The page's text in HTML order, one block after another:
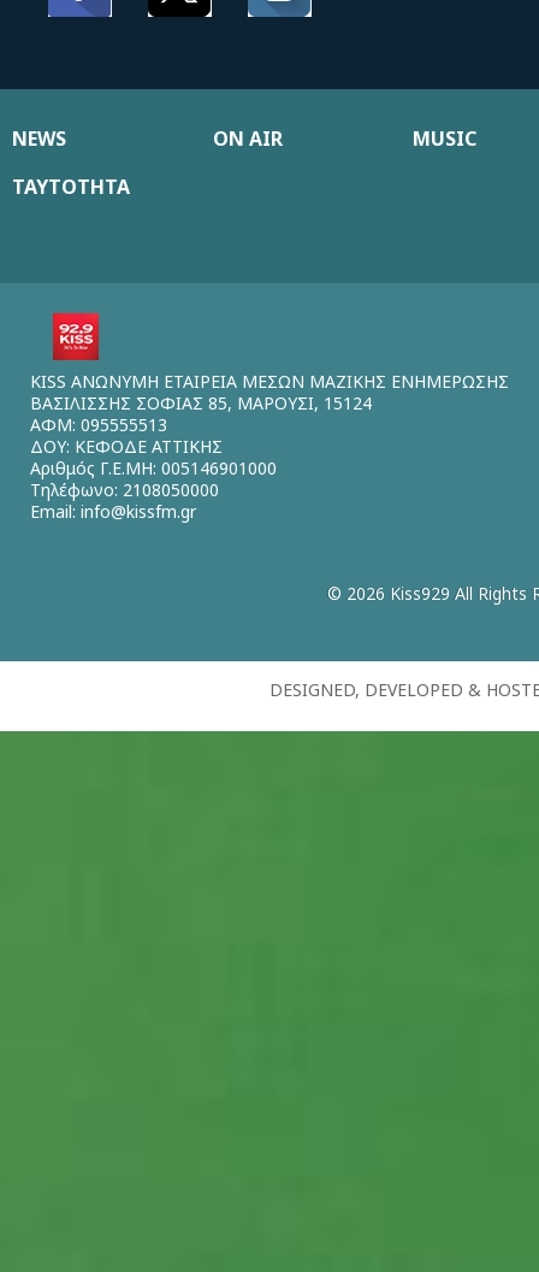
NEWS ON AIR
MUSIC
ΤΑΥΤΟΤΗΤΑ
KISS ΑΝΩΝΥΜΗ ΕΤΑΙΡΕΙΑ ΜΕΣΩΝ ΜΑΖΙΚΗΣ ΕΝΗΜΕΡΩΣΗΣ
ΒΑΣΙΛΙΣΣΗΣ ΣΟΦΙΑΣ 85, ΜΑΡΟΥΣΙ, 15124
ΑΦΜ: 095555513
ΔΟΥ: ΚΕΦΟΔΕ ΑΤΤΙΚΗΣ
Αριθμός Γ.Ε.ΜΗ: 005146901000
Τηλέφωνο: 2108050000
Email: info@kissfm.gr
© 2026 Kiss929 All Rights
DESIGNED, DEVELOPED &